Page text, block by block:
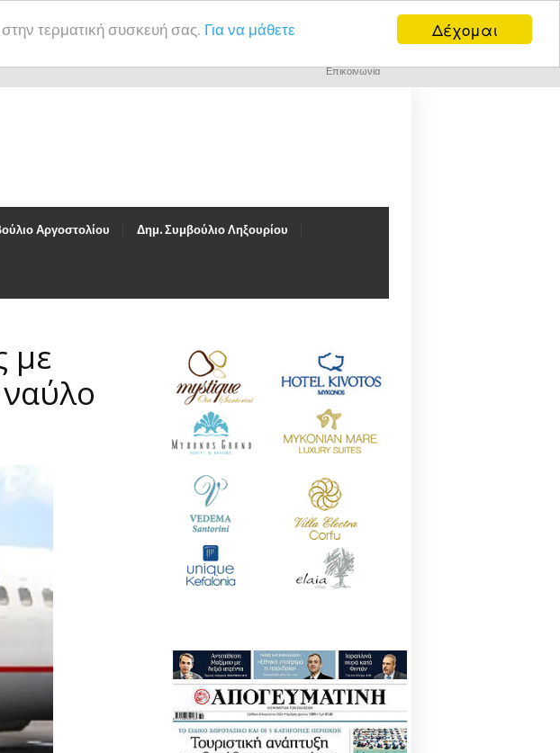
Δέχομαι
τερματική συσκευή σας. Για να μάθετε
Επικοινωνία
Αργοστολίου Δημ. Συμβούλιο Ληξουρίου
με